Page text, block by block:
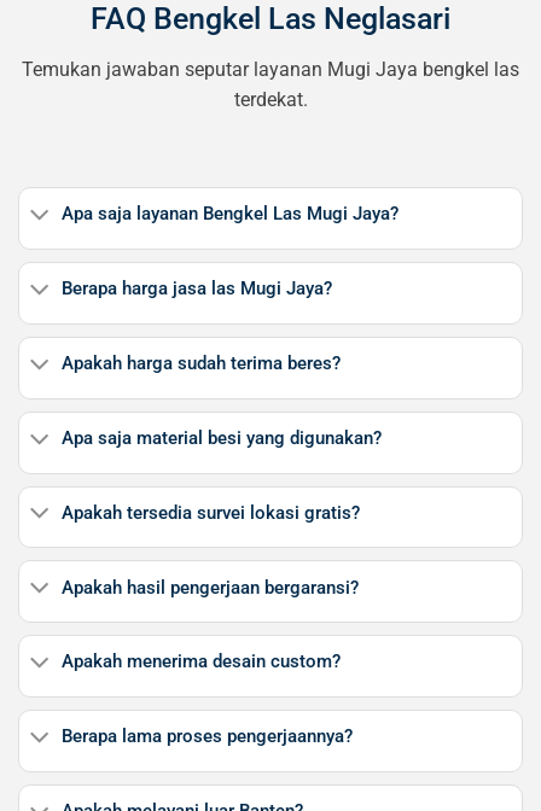
FAQ Bengkel Las Neglasari
Temukan jawaban seputar layanan Mugi Jaya bengkel las
terdekat.
Apa saja layanan Bengkel Las Mugi Jaya?
Berapa harga jasa las Mugi Jaya?
Apakah harga sudah terima beres?
Apa saja material besi yang digunakan?
Apakah tersedia survei lokasi gratis?
Apakah hasil pengerjaan bergaransi?
Apakah menerima desain custom?
Berapa lama proses pengerjaannya?